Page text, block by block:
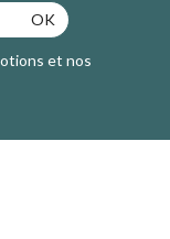
OK
et nos